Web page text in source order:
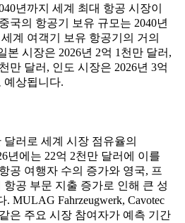
년까지 세계 최대 항공 시장이
국의 항공기 보유 규모는 2040년
계 여객기 보유 항공기의 거의
본 시장은 2026년 2억 1천만 달러,
만 달러, 인도 시장은 2026년 3억
예상됩니다.
달러로 세계 시장 점유율의
년에는 22억 2천만 달러에 이를
공 여행자 수의 증가와 영국, 프
공 부문 지출 증가로 인해 큰 성
MULAG Fahrzeugwerk, Cavotec
은 주요 시장 참여자가 예측 기간